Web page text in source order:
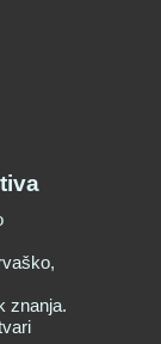
znanja.